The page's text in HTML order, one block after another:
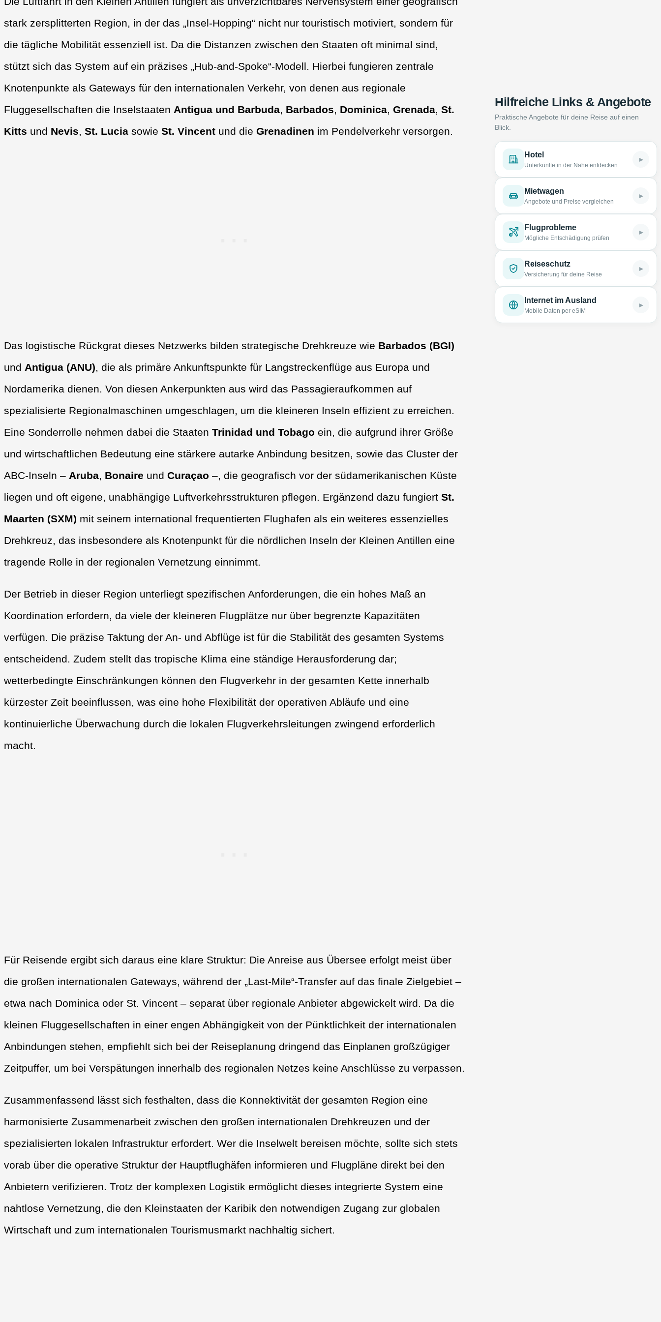
stark zersplitterten Region, in der das „Insel-Hopping“ nicht nur touristisch motiviert, sondern für
die tägliche Mobilität essenziell ist. Da die Distanzen zwischen den Staaten oft minimal sind,
stützt sich das System auf ein präzises „Hub-and-Spoke“-Modell. Hierbei fungieren zentrale
Knotenpunkte als Gateways für den internationalen Verkehr, von denen aus regionale
Fluggesellschaften die Inselstaaten Antigua und Barbuda, Barbados, Dominica, Grenada, St.
Kitts und Nevis, St. Lucia sowie St. Vincent und die Grenadinen im Pendelverkehr versorgen.
Das logistische Rückgrat dieses Netzwerks bilden strategische Drehkreuze wie Barbados (BGI)
und Antigua (ANU), die als primäre Ankunftspunkte für Langstreckenflüge aus Europa und
Nordamerika dienen. Von diesen Ankerpunkten aus wird das Passagieraufkommen auf
spezialisierte Regionalmaschinen umgeschlagen, um die kleineren Inseln effizient zu erreichen.
Eine Sonderrolle nehmen dabei die Staaten Trinidad und Tobago ein, die aufgrund ihrer Größe
und wirtschaftlichen Bedeutung eine stärkere autarke Anbindung besitzen, sowie das Cluster der
ABC-Inseln – Aruba, Bonaire und Curaçao –, die geografisch vor der südamerikanischen Küste
liegen und oft eigene, unabhängige Luftverkehrsstrukturen pflegen. Ergänzend dazu fungiert St.
Maarten (SXM) mit seinem international frequentierten Flughafen als ein weiteres essenzielles
Drehkreuz, das insbesondere als Knotenpunkt für die nördlichen Inseln der Kleinen Antillen eine
tragende Rolle in der regionalen Vernetzung einnimmt.
Der Betrieb in dieser Region unterliegt spezifischen Anforderungen, die ein hohes Maß an
Koordination erfordern, da viele der kleineren Flugplätze nur über begrenzte Kapazitäten
verfügen. Die präzise Taktung der An- und Abflüge ist für die Stabilität des gesamten Systems
entscheidend. Zudem stellt das tropische Klima eine ständige Herausforderung dar;
wetterbedingte Einschränkungen können den Flugverkehr in der gesamten Kette innerhalb
kürzester Zeit beeinflussen, was eine hohe Flexibilität der operativen Abläufe und eine
kontinuierliche Überwachung durch die lokalen Flugverkehrsleitungen zwingend erforderlich
macht.
Für Reisende ergibt sich daraus eine klare Struktur: Die Anreise aus Übersee erfolgt meist über
die großen internationalen Gateways, während der „Last-Mile“-Transfer auf das finale Zielgebiet –
etwa nach Dominica oder St. Vincent – separat über regionale Anbieter abgewickelt wird. Da die
kleinen Fluggesellschaften in einer engen Abhängigkeit von der Pünktlichkeit der internationalen
Anbindungen stehen, empfiehlt sich bei der Reiseplanung dringend das Einplanen großzügiger
Zeitpuffer, um bei Verspätungen innerhalb des regionalen Netzes keine Anschlüsse zu verpassen.
Zusammenfassend lässt sich festhalten, dass die Konnektivität der gesamten Region eine
harmonisierte Zusammenarbeit zwischen den großen internationalen Drehkreuzen und der
spezialisierten lokalen Infrastruktur erfordert. Wer die Inselwelt bereisen möchte, sollte sich stets
vorab über die operative Struktur der Hauptflughäfen informieren und Flugpläne direkt bei den
Anbietern verifizieren. Trotz der komplexen Logistik ermöglicht dieses integrierte System eine
nahtlose Vernetzung, die den Kleinstaaten der Karibik den notwendigen Zugang zur globalen
Wirtschaft und zum internationalen Tourismusmarkt nachhaltig sichert.
Hilfreiche Links & Angebote
Praktische Angebote für deine Reise auf einen
Blick.
Hotel
Unterkünfte in der Nähe entdecken
►
Mietwagen
Angebote und Preise vergleichen
►
Flugprobleme
Mögliche Entschädigung prüfen
►
Reiseschutz
Versicherung für deine Reise
►
Internet im Ausland
Mobile Daten per eSIM
►